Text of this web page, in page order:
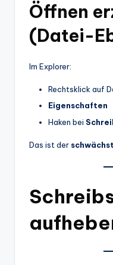
Öffnen
(Datei-
Im Explorer:
Rechtsklick auf
Eigenschaften
Haken bei
Das ist der